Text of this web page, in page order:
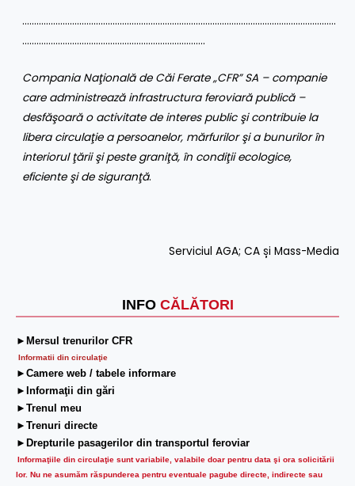
INFO CĂLĂTORI
►Mersul trenurilor CFR
Informatii din circulaţie
►Camere web / tabele informare
►Informaţii din gări
►Trenul meu
►Trenuri directe
►Drepturile pasagerilor din transportul feroviar
Informaţiile din circulaţie sunt variabile, valabile doar pentru data şi ora solicitării
lor. Nu ne asumăm răspunderea pentru eventuale pagube directe, indirecte sau
……………………………………………………………………………………………………………………
…………………………………………………………………..
Compania Naţională de Căi Ferate „CFR” SA – companie
care administrează infrastructura feroviară publică –
desfăşoară o activitate de interes public şi contribuie la
libera circulaţie a persoanelor, mărfurilor şi a bunurilor în
interiorul ţării şi peste graniţă, în condiţii ecologice,
eficiente şi de siguranţă.
Serviciul AGA; CA și Mass-Media